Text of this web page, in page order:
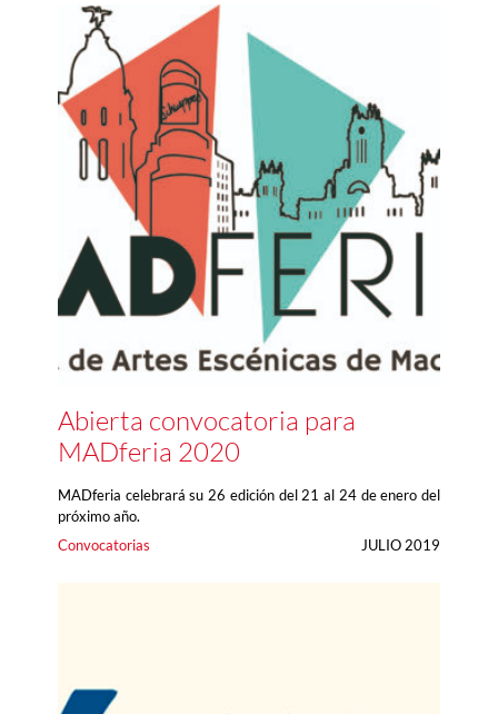
Abierta convocatoria para
MADferia 2020
MADferia celebrará su 26 edición del 21 al 24 de enero del
próximo año.
Convocatorias
JULIO 2019